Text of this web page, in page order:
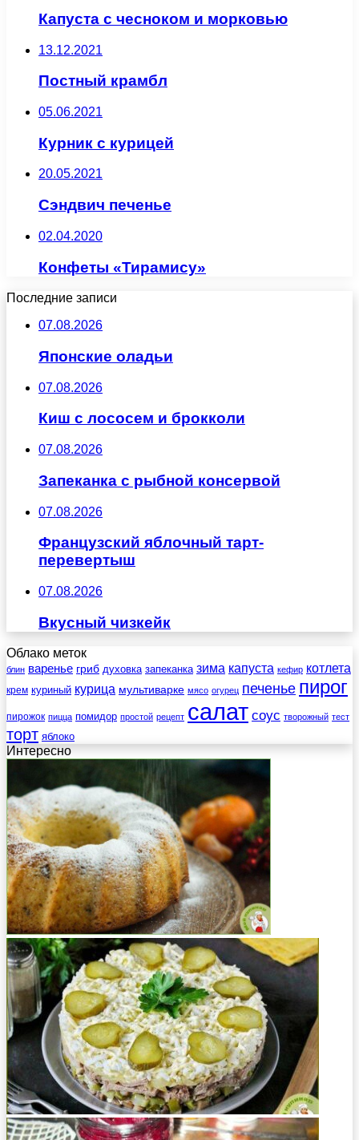
Капуста с чесноком и морковью
13.12.2021
Постный крамбл
05.06.2021
Курник с курицей
20.05.2021
Сэндвич печенье
02.04.2020
Конфеты «Тирамису»
Последние записи
07.08.2026
Японские оладьи
07.08.2026
Киш с лососем и брокколи
07.08.2026
Запеканка с рыбной консервой
07.08.2026
Французский яблочный тарт-
перевертыш
07.08.2026
Вкусный чизкейк
Облако меток
блин варенье гриб духовка запеканка зима капуста кефир котлета
крем куриный курица мультиварке мясо огурец печенье пирог
пирожок пицца помидор простой рецепт салат соус творожный тест
торт яблоко
Интересно